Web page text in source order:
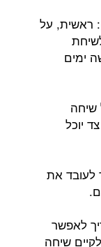
ראשית, על
ימים
יוכל
לעובד את
לאפשר
שיחה